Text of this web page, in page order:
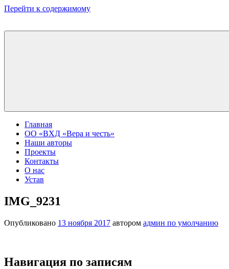
Перейти к содержимому
Главная
ОО «ВХД «Вера и честь»
Наши авторы
Проекты
Контакты
О нас
Устав
IMG_9231
Опубликовано 13 ноября 2017 автором админ по умолчанию
Навигация по записям